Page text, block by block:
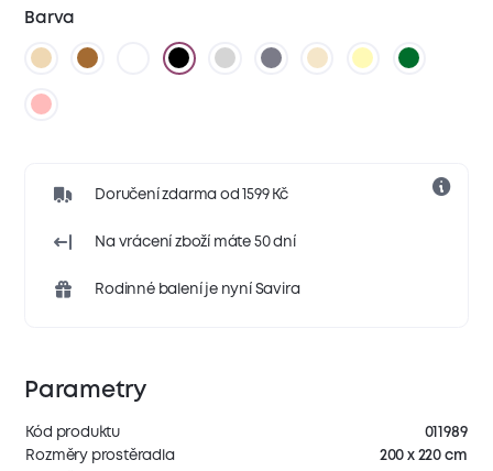
Barva
Doručení zdarma od 1599 Kč
Na vrácení zboží máte 50 dní
Rodinné balení je nyní Savira
Parametry
Kód produktu
011989
Rozměry prostěradla
200 x 220 cm